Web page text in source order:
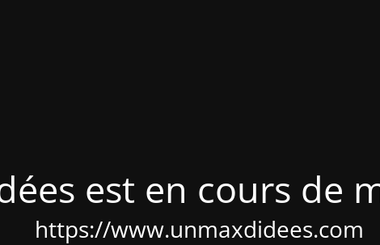
est en cours de
https://www.unmaxdidees.com